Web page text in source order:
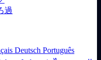
過
Deutsch Português